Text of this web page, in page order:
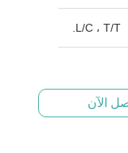
L/C ، T/T.
الآن